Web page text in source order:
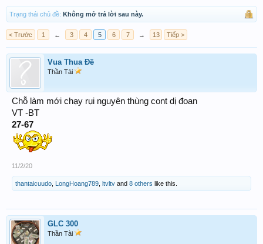
Trạng thái chủ đề: Không mở trả lời sau này.
< Trước 1 ← 3 4 5 6 7 → 13 Tiếp >
Vua Thua Đề
Thần Tài
Chỗ làm mới chạy rụi nguyên thùng cont dị đoan
VT -BT
27-67
11/2/20
thantaicuudo LongHoang789 ltvltv and 8 others like this.
GLC 300
Thần Tài